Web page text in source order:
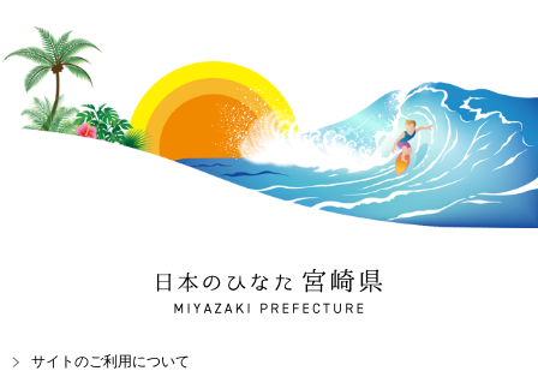
日本のひなた 宮崎県
MIYAZAKI PREFECTURE
サイトのご利用について